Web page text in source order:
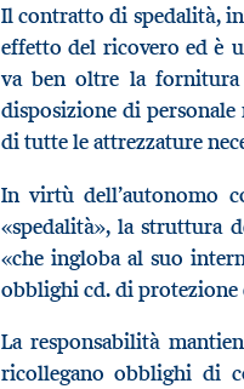
Il contratto di spedalità,
effetto del ricovero ed è
va ben oltre la fornitura
disposizione di
di tutte le attrezzature
In virtù dell’autonomo
«spedalità», la struttura
«che ingloba al suo
obblighi cd. di protezione
La responsabilità
ricollegano obblighi di